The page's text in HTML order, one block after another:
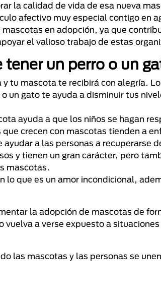
la calidad de vida de esa nueva
afectivo muy especial contigo en
en adopción, ya que
el valioso trabajo de estas
tener un perro o un
y tu mascota te recibirá con alegría.
o un gato te ayuda a disminuir tus
ayuda a que los niños se hagan
crecen con mascotas tienden a
ayudar a las personas a recuperarse
y tienen un gran carácter, pero
mascotas.
lo que es un amor incondicional,
la adopción de mascotas de
vuelva a verse expuesto a
las mascotas y las personas se